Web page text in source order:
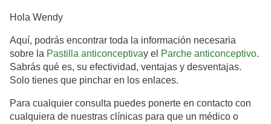
Hola Wendy
Aquí, podrás encontrar toda la información necesaria
sobre la Pastilla anticonceptivay el Parche anticonceptivo.
Sabrás qué es, su efectividad, ventajas y desventajas.
Solo tienes que pinchar en los enlaces.
Para cualquier consulta puedes ponerte en contacto con
cualquiera de nuestras clínicas para que un médico o